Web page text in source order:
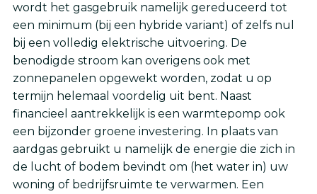
wordt het gasgebruik namelijk gereduceerd tot
een minimum (bij een hybride variant) of zelfs nul
bij een volledig elektrische uitvoering. De
benodigde stroom kan overigens ook met
zonnepanelen opgewekt worden, zodat u op
termijn helemaal voordelig uit bent. Naast
financieel aantrekkelijk is een warmtepomp ook
een bijzonder groene investering. In plaats van
aardgas gebruikt u namelijk de energie die zich in
de lucht of bodem bevindt om (het water in) uw
woning of bedrijfsruimte te verwarmen. Een